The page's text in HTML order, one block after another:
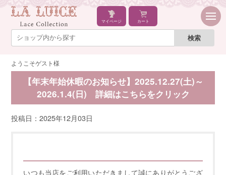
マイページ カート
ようこそゲスト様
【年末年始休暇のお知らせ】2025.12.27(土)～
2026.1.4(日) 詳細はこちらをクリック
投稿日：2025年12月03日
いつも当店をご利用いただきまして誠にありがとうござ